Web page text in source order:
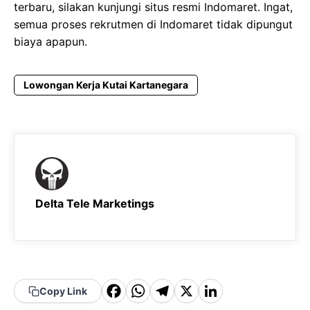
terbaru, silakan kunjungi situs resmi Indomaret. Ingat,
semua proses rekrutmen di Indomaret tidak dipungut
biaya apapun.
Lowongan Kerja Kutai Kartanegara
Delta Tele Marketings
Copy Link
F WT X Li